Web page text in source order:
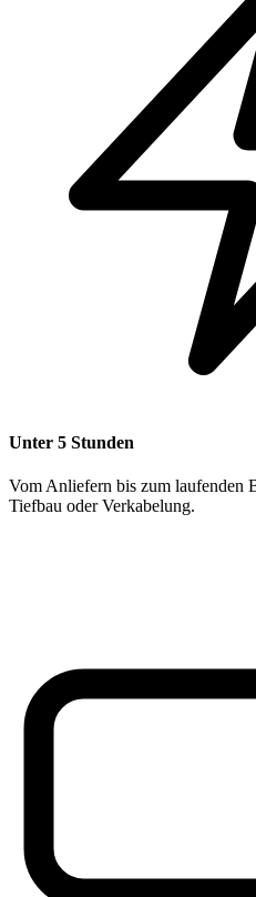
Unter 5 Stunden
Vom Anliefern bis zum laufenden
Tiefbau oder Verkabelung.